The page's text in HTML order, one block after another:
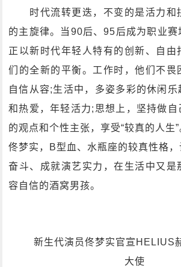
时代流转更迭，不变的是活力和
的主旋律。当90后、95后成为职业赛
正以新时代年轻人特有的创新、自由
们的全新的平衡。工作时，他们不畏
自信从容;生活中，多姿多彩的休闲乐
和热爱，年轻活力;思想上，坚持做自
的观点和个性主张，享受“较真的人生
佟梦实，B型血、水瓶座的较真性格
奋斗、成就演艺实力，在生活中又是
容自信的酒窝男孩。
新生代演员佟梦实官宣HELIUS
大使